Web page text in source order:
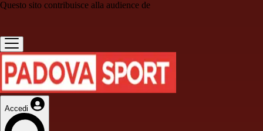
Questo sito contribuisce alla audience de
Accedi